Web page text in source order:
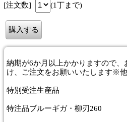
[注文数]
(1丁まで)
納期が6か月以上かかりますので
け、ご注文をお願いいたします※
特別受注生産品
特注品ブルーギガ・柳刃260